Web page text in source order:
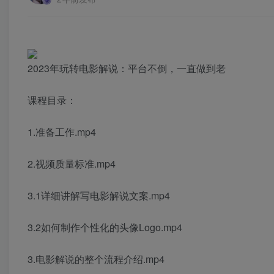
2023年玩转电影解说：平台不倒，一直做到老
课程目录：
1.准备工作.mp4
2.视频质量标准.mp4
3.1详细讲解写电影解说文案.mp4
3.2如何制作个性化的头像Logo.mp4
3.电影解说的整个流程介绍.mp4